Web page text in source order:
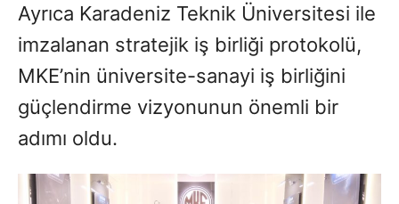
Ayrıca Karadeniz Teknik Üniversitesi ile
imzalanan stratejik iş birliği protokolü,
MKE’nin üniversite-sanayi iş birliğini
güçlendirme vizyonunun önemli bir
adımı oldu.